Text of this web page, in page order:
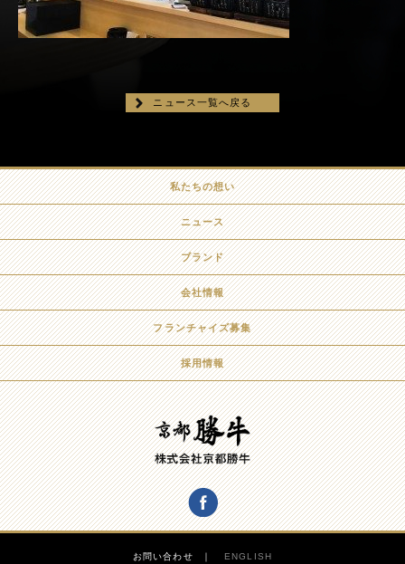
ニュース一覧へ戻る
私たちの想い
ニュース
ブランド
会社情報
フランチャイズ募集
採用情報
お問い合わせ ENGLISH